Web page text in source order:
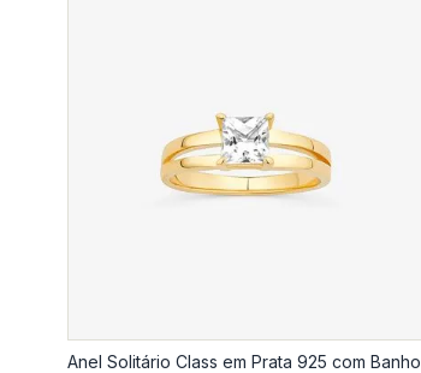
Anel Solitário Class em Prata 925 com Banho